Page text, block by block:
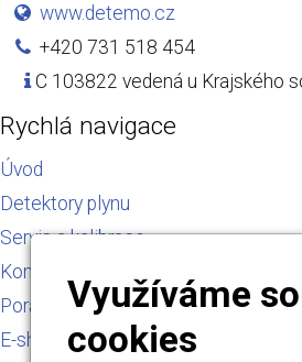
www.detemo.cz
+420 731 518 454
C 103822 vedená u Krajského
Rychlá navigace
Úvod
Detektory plynu
Servis a kalibrace
Kontakt
Poradna
E-shop
Využíváme
cookies